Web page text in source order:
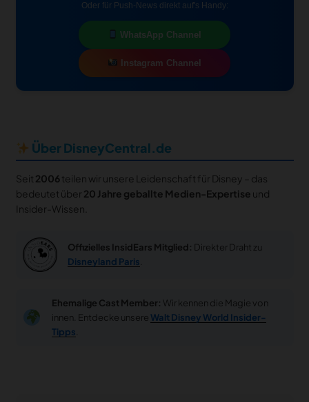
Oder für Push-News direkt auf's Handy:
WhatsApp Channel
Instagram Channel
Über DisneyCentral.de
Seit 2006teilen wir unsere Leidenschaft für Disney – das
bedeutet über 20 Jahre geballte Medien-Expertise und
Insider-Wissen.
Offizielles InsidEars Mitglied: Direkter Draht zu
Disneyland Paris
Ehemalige Cast Member: Wir kennen die Magie von
innen. Entdecke unsere Walt Disney World Insider-
Tipps